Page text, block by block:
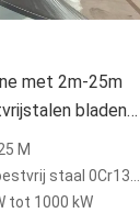
met 2m-25m
bladen
capaciteit
M
staal 0Cr13Ni4Mo
tot 1000 kW